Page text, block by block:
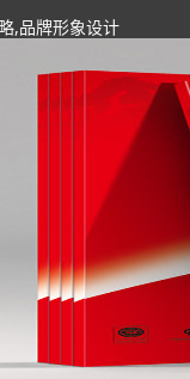
,品牌形象设计